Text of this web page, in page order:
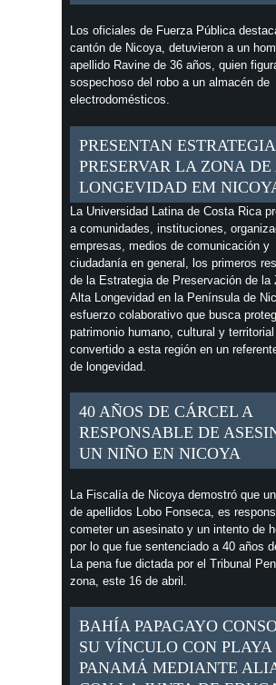
Los oficiales de Fuerza Pública
cantón de Nicoya, detuvieron a un
apellido Ravine de 36 años, quien
sospechoso del robo a un almacén de
electrodomésticos.
PRESENTAN
PRESERVAR LA ZONA DE
LONGEVIDAD EM
La Universidad Latina de Costa Rica
a comunidades, instituciones,
empresas, medios de comunicación y
ciudadanía en general, los primeros
de la Estrategia de Preservación de la
Alta Longevidad en la Península de
esfuerzo colaborativo que busca
patrimonio humano, cultural y
convertido a esta región en un
de longevidad.
40 AÑOS DE CÁRCEL A
RESPONSABLE DE
UN NIÑO EN NICOYA
La Fiscalía de Nicoya demostró que
de apellidos Lobo Fonseca, es
cometer un asesinato y un intento de
por lo que fue sentenciado a 40 años
La pena fue dictada por el Tribunal
zona, este 16 de abril.
BAHÍA PAPAGAYO
SU VÍNCULO CON PLAYA
PANAMÁ MEDIANTE